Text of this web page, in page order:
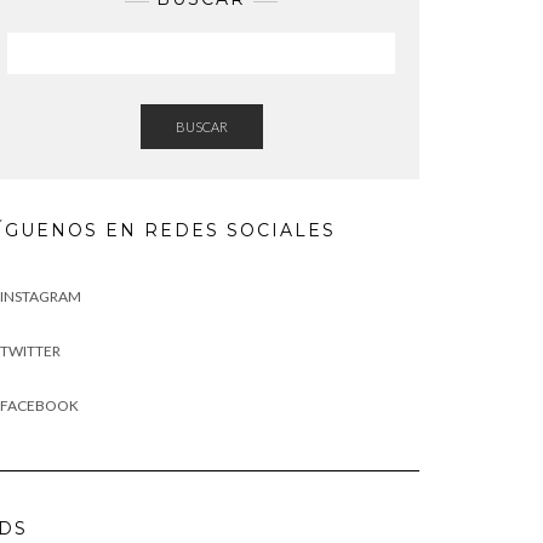
BUSCAR
EN REDES SOCIALES
INSTAGRAM
TWITTER
FACEBOOK